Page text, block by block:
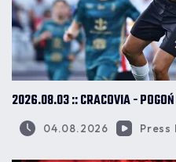
2026.08.03 :: CRACOVIA -
04.08.2026 Press